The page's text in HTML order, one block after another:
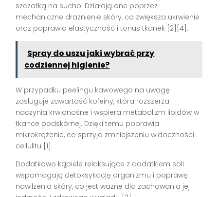
szczotką na sucho. Działają one poprzez
mechaniczne drażnienie skóry, co zwiększa ukrwienie
oraz poprawia elastyczność i tonus tkanek [2][4].
Spray do uszu jaki wybrać przy
codziennej higienie?
W przypadku peelingu kawowego na uwagę
zasługuje zawartość kofeiny, która rozszerza
naczynia krwionośne i wspiera metabolizm lipidów w
tkance podskórnej. Dzięki temu poprawia
mikrokrążenie, co sprzyja zmniejszeniu widoczności
cellulitu [1].
Dodatkowo kąpiele relaksujące z dodatkiem soli
wspomagają detoksykację organizmu i poprawę
nawilżenia skóry, co jest ważne dla zachowania jej